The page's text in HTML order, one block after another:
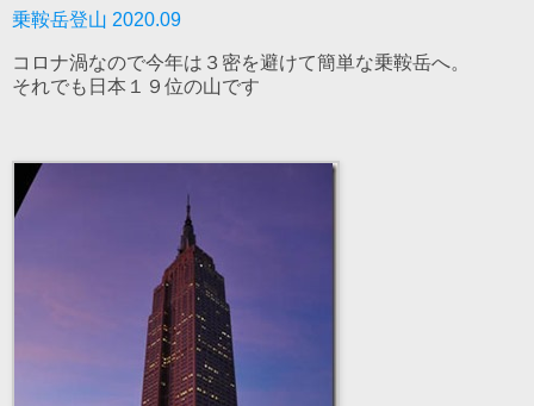
乗鞍岳登山 2020.09
コロナ渦なので今年は３密を避けて簡単な乗鞍岳へ。
それでも日本１９位の山です